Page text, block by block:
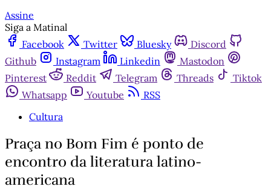
Assine
Siga a Matinal
Facebook
Twitter Bluesky
Discord
Github
Instagram Linkedin
Mastodon
Pinterest
Reddit Telegram Threads
Tiktok
Whatsapp
Youtube
RSS
Cultura
Praça no Bom Fim é ponto de
encontro da literatura latino-
americana